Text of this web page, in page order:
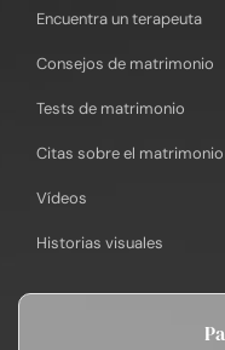
Encuentra un terapeuta
Consejos de matrimonio
Tests de matrimonio
Citas sobre el matrimonio
Vídeos
Historias visuales